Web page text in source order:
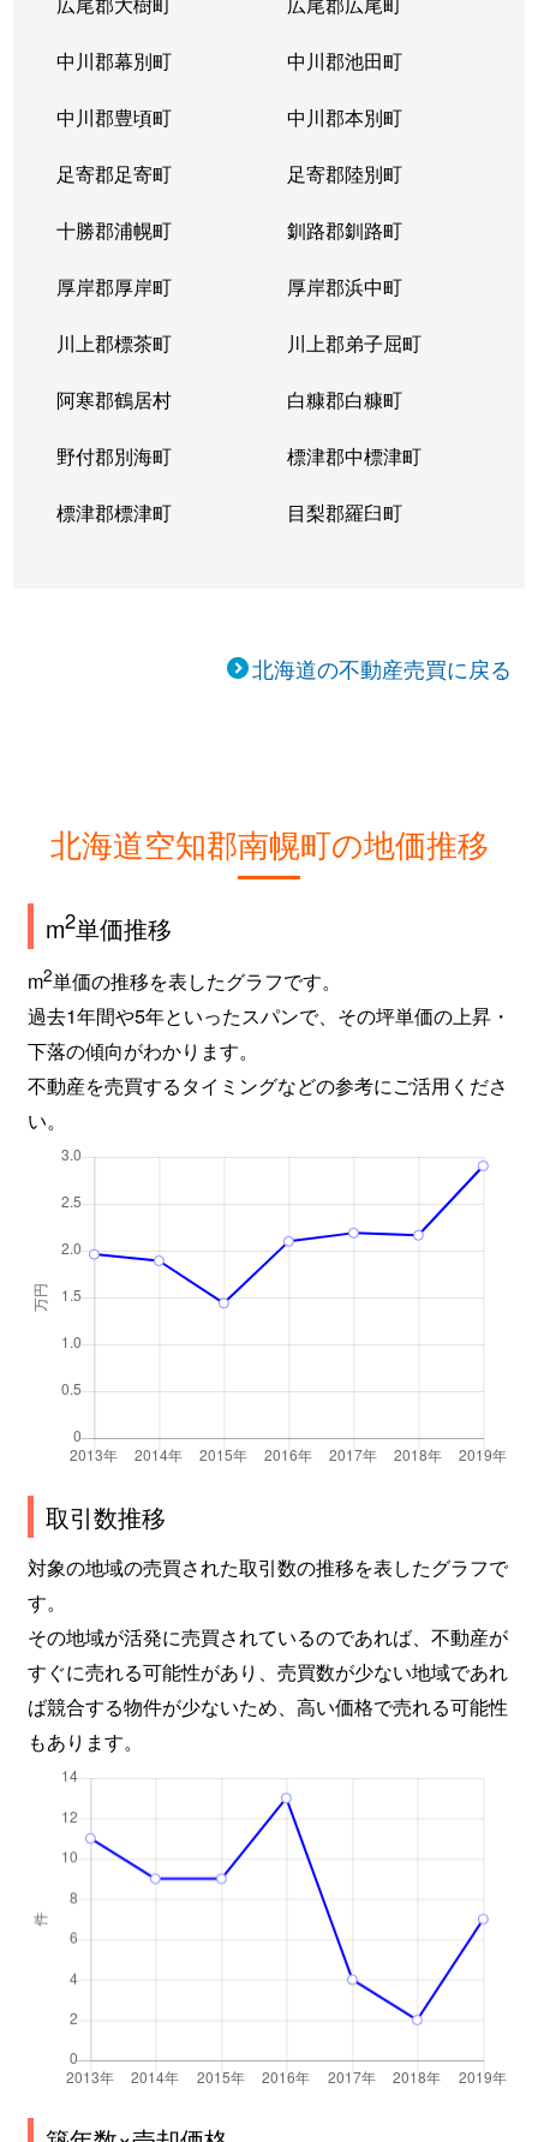
中川郡幕別町 中川郡池田町
中川郡豊頃町 中川郡本別町
足寄郡足寄町 足寄郡陸別町
十勝郡浦幌町 釧路郡釧路町
厚岸郡厚岸町 厚岸郡浜中町
川上郡標茶町 川上郡弟子屈町
阿寒郡鶴居村 白糠郡白糠町
野付郡別海町 標津郡中標津町
標津郡標津町 目梨郡羅臼町
北海道の不動産売買に戻る
北海道空知郡南幌町の地価推移
m2単価推移
m2単価の推移を表したグラフです。
過去1年間や5年といったスパンで、その坪単価の上昇・
下落の傾向がわかります。
不動産を売買するタイミングなどの参考にご活用くださ
い。
取引数推移
対象の地域の売買された取引数の推移を表したグラフで
す。
その地域が活発に売買されているのであれば、不動産が
すぐに売れる可能性があり、売買数が少ない地域であれ
ば競合する物件が少ないため、高い価格で売れる可能性
もあります。